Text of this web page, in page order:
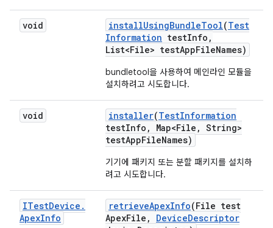
void installUsingBundleTool(Test
Information testInfo ,
List<File> testAppFileNames)
bundletool을 사용하여 메인라인 모듈을
설치하려고 시도합니다.
void installer(TestInformation
testInfo , Map<File , String>
testAppFileNames)
기기에 패키지 또는 분할 패키지를 설치하
려고 시도합니다.
ITestDevice .
ApexInfo
retrieveApexInfo(File test
ApexFile , DeviceDescriptor